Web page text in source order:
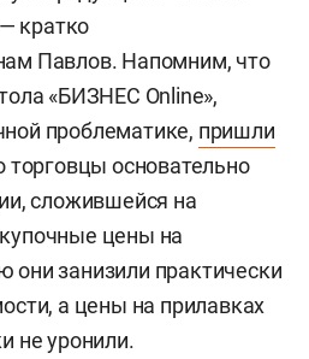
кратко
Павлов. Напомним, что
«БИЗНЕС Online»,
проблематике, пришли
торговцы основательно
сложившейся на
цены на
занизили практически
а цены на прилавках
не уронили.